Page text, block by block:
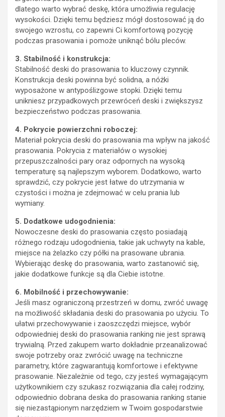
dlatego warto wybrać deskę, która umożliwia regulację
wysokości. Dzięki temu będziesz mógł dostosować ją do
swojego wzrostu, co zapewni Ci komfortową pozycję
podczas prasowania i pomoże uniknąć bólu pleców.
3. Stabilność i konstrukcja:
Stabilność deski do prasowania to kluczowy czynnik.
Konstrukcja deski powinna być solidna, a nóżki
wyposażone w antypoślizgowe stopki. Dzięki temu
unikniesz przypadkowych przewróceń deski i zwiększysz
bezpieczeństwo podczas prasowania.
4. Pokrycie powierzchni roboczej:
Materiał pokrycia deski do prasowania ma wpływ na jakość
prasowania. Pokrycia z materiałów o wysokiej
przepuszczalności pary oraz odpornych na wysoką
temperaturę są najlepszym wyborem. Dodatkowo, warto
sprawdzić, czy pokrycie jest łatwe do utrzymania w
czystości i można je zdejmować w celu prania lub
wymiany.
5. Dodatkowe udogodnienia:
Nowoczesne deski do prasowania często posiadają
różnego rodzaju udogodnienia, takie jak uchwyty na kable,
miejsce na żelazko czy półki na prasowane ubrania.
Wybierając deskę do prasowania, warto zastanowić się,
jakie dodatkowe funkcje są dla Ciebie istotne.
6. Mobilność i przechowywanie:
Jeśli masz ograniczoną przestrzeń w domu, zwróć uwagę
na możliwość składania deski do prasowania po użyciu. To
ułatwi przechowywanie i zaoszczędzi miejsce, wybór
odpowiedniej deski do prasowania ranking nie jest sprawą
trywialną. Przed zakupem warto dokładnie przeanalizować
swoje potrzeby oraz zwrócić uwagę na techniczne
parametry, które zagwarantują komfortowe i efektywne
prasowanie. Niezależnie od tego, czy jesteś wymagającym
użytkownikiem czy szukasz rozwiązania dla całej rodziny,
odpowiednio dobrana deska do prasowania ranking stanie
się niezastąpionym narzędziem w Twoim gospodarstwie